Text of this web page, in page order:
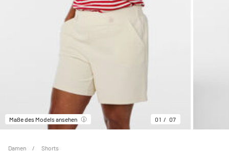
Maße des Models ansehen 01 07
Damen Shorts